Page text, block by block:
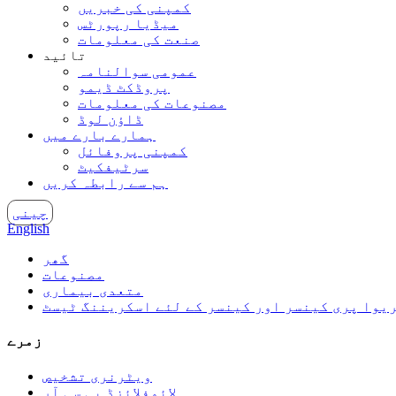
کمپنی کی خبریں
میڈیا رپورٹس
صنعت کی معلومات
تائید
عمومی سوالنامہ
پروڈکٹ ڈیمو
مصنوعات کی معلومات
ڈاؤن لوڈ
ہمارے بارے میں
کمپنی پروفائل
سرٹیفکیٹ
ہم سے رابطہ کریں
چینی
English
گھر
مصنوعات
متعدی بیماری
پری کینسر اور کینسر کے لئے اسکریننگ ٹیسٹ
زمرے
ویٹرنری تشخیص
لائوفلائزڈ پی سی آر